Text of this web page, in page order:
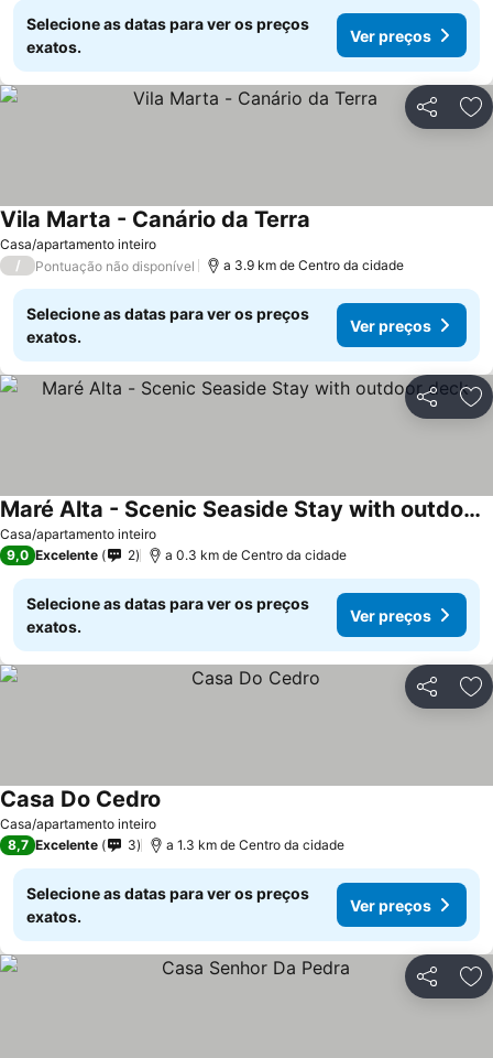
Selecione as datas para ver os preços
exatos.
Ver preços
Partilhar
Casa/apartamento inteiro
Vila Marta - Canário da Terra
/ Pontuação não disponível a 3.9 km de Centro da cidade
Selecione as datas para ver os preços
exatos.
Ver preços
Partilhar
Casa/apartamento inteiro
Maré Alta - Scenic Seaside Stay with outdoor deck
9,0 Excelente 2 a 0.3 km de Centro da cidade
Selecione as datas para ver os preços
exatos.
Ver preços
Partilhar
Casa/apartamento inteiro
Casa Do Cedro
8,7 Excelente 3 a 1.3 km de Centro da cidade
Selecione as datas para ver os preços
exatos.
Ver preços
Partilhar